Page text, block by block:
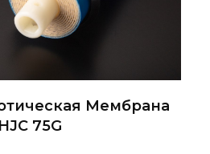
Мембрана
HJC 75G